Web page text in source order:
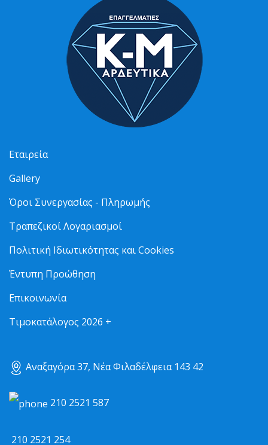
Εταιρεία
Gallery
Όροι Συνεργασίας - Πληρωμής
Τραπεζικοί Λογαριασμοί
Πολιτική Ιδιωτικότητας και Cookies
Έντυπη Προώθηση
Επικοινωνία
Τιμοκατάλογος 2026 +
Αναξαγόρα 37, Νέα Φιλαδέλφεια 143 42
210 2521 587
210 2521 254